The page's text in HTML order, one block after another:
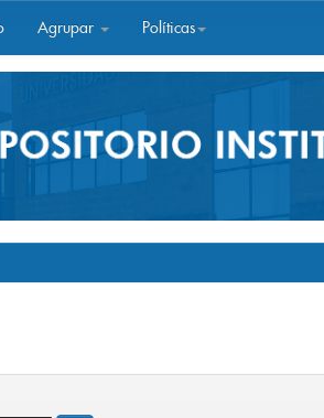
Agrupar Políticas